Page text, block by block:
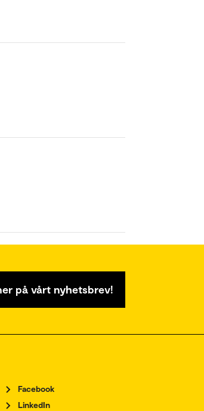
på vårt nyhetsbrev!
Facebook
LinkedIn